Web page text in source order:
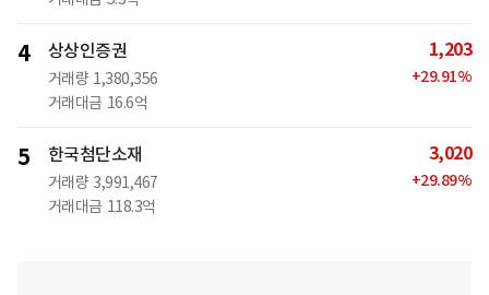
4 상상인증권
거래량 1,380,356
거래대금 16.6억
1,203
+29.91%
5 한국첨단소재
거래량 3,991,467
거래대금 118.3억
3,020
+29.89%